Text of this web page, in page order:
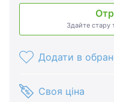
Здайте стару
Додати в
Своя ціна